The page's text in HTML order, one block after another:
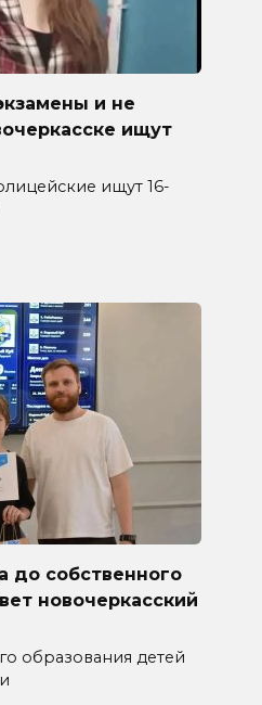
и не
ищут
ищут 16-
до собственного
новочеркасский
образования детей